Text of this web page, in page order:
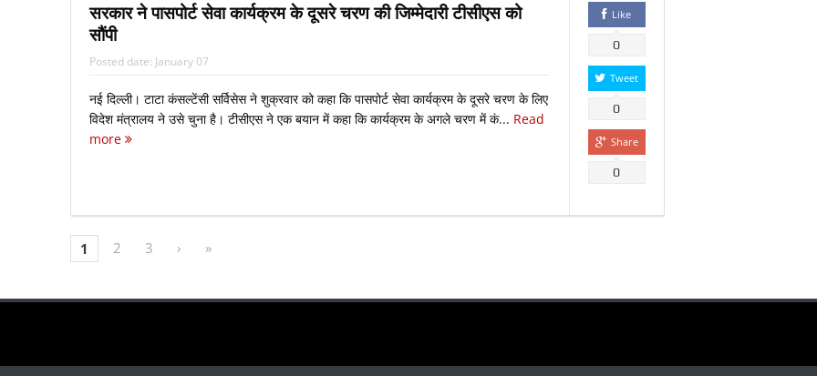
सरकार ने पासपोर्ट सेवा कार्यक्रम के दूसरे चरण की जिम्मेदारी टीसीएस को
सौंपी
Posted date: January 07
नई दिल्ली। टाटा कंसल्टेंसी सर्विसेस ने शुक्रवार को कहा कि पासपोर्ट सेवा कार्यक्रम के दूसरे चरण के लिए
विदेश मंत्रालय ने उसे चुना है। टीसीएस ने एक बयान में कहा कि कार्यक्रम के अगले चरण में कं... Read
more
Like
0
Tweet
0
Share
0
1 2 3 › »